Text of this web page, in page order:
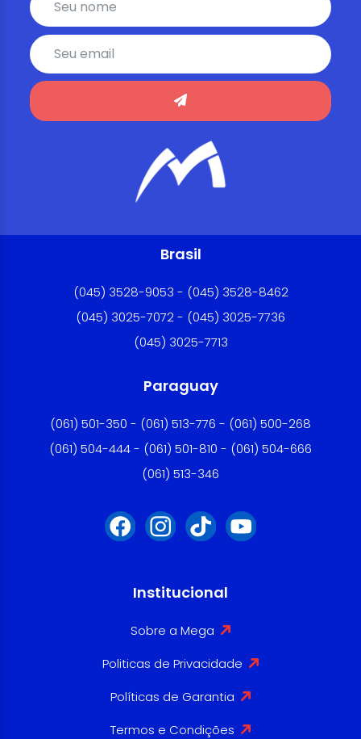
Brasil
(045) 3528-9053 - (045) 3528-8462
(045) 3025-7072 - (045) 3025-7736
(045) 3025-7713
Paraguay
(061) 501-350 - (061) 513-776 - (061) 500-268
(061) 504-444 - (061) 501-810 - (061) 504-666
(061) 513-346
Institucional
Sobre a Mega
Politicas de Privacidade
Políticas de Garantia
Termos e Condições